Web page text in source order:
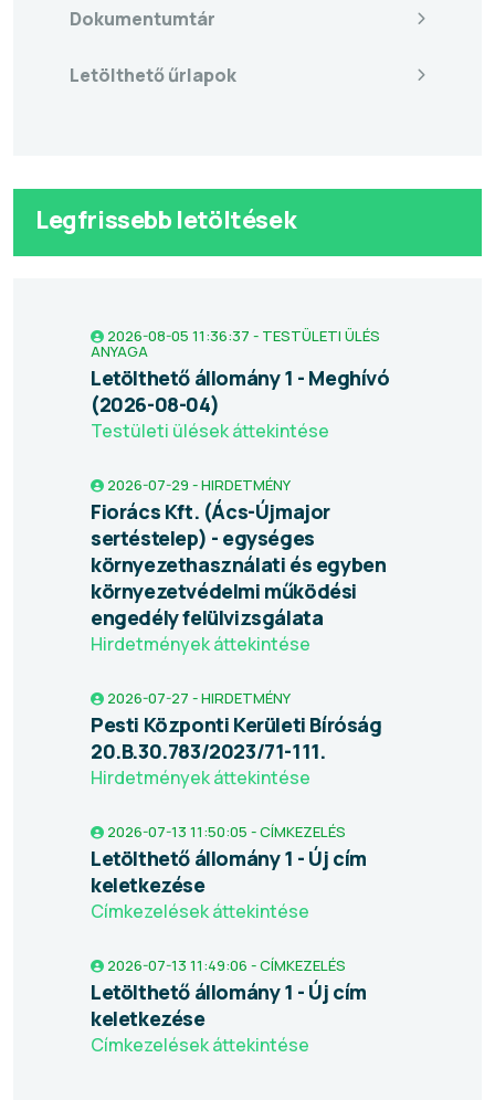
Dokumentumtár
Letölthető űrlapok
Legfrissebb letöltések
2026-08-05 11:36:37 - TESTÜLETI ÜLÉS
ANYAGA
Letölthető állomány 1 - Meghívó
(2026-08-04)
Testületi ülések áttekintése
2026-07-29 - HIRDETMÉNY
Fiorács Kft. (Ács-Újmajor
sertéstelep) - egységes
környezethasználati és egyben
környezetvédelmi működési
engedély felülvizsgálata
Hirdetmények áttekintése
2026-07-27 - HIRDETMÉNY
Pesti Központi Kerületi Bíróság
20.B.30.783/2023/71-111.
Hirdetmények áttekintése
2026-07-13 11:50:05 - CÍMKEZELÉS
Letölthető állomány 1 - Új cím
keletkezése
Címkezelések áttekintése
2026-07-13 11:49:06 - CÍMKEZELÉS
Letölthető állomány 1 - Új cím
keletkezése
Címkezelések áttekintése